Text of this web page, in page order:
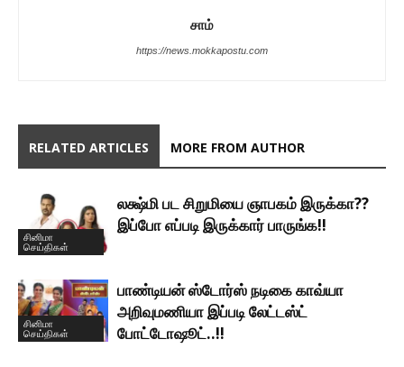
சாம்
https://news.mokkapostu.com
RELATED ARTICLES MORE FROM AUTHOR
சினிமா
செய்திகள்
லக்ஷ்மி பட சிறுமியை ஞாபகம் இருக்கா??
இப்போ எப்படி இருக்கார் பாருங்க!!
சினிமா
செய்திகள்
பாண்டியன் ஸ்டோர்ஸ் நடிகை காவ்யா
அறிவுமணியா இப்படி லேட்டஸ்ட்
போட்டோஷூட்..!!